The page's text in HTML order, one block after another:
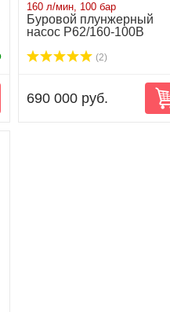
160 л/мин, 100 бар
Буровой плунжерный
насос P62/160-100B
(2)
690 000 руб.